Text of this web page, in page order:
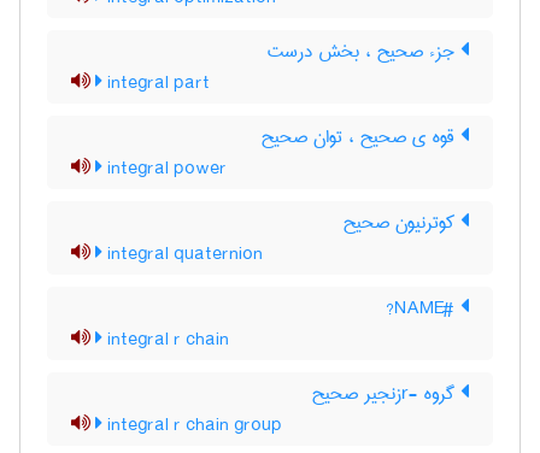
جزء صحیح ، بخش درست
integral part
قوه ی صحیح ، توان صحیح
integral power
کوترنیون صحیح
integral quaternion
#NAME?
integral r chain
گروه -rزنجیر صحیح
integral r chain group